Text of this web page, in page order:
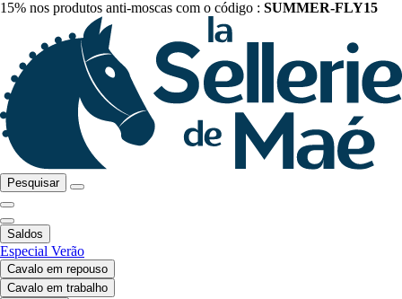
15% nos produtos anti-moscas com o código : SUMMER-FLY15
Pesquisar
Saldos
Especial Verão
Cavalo em repouso
Cavalo em trabalho